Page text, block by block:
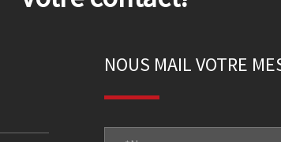
NOUS MAIL VOTRE